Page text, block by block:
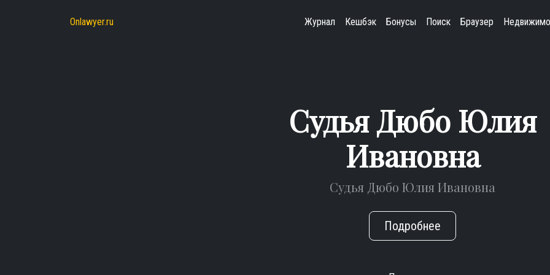
Onlawyer.ru Журнал Кешбэк Бонусы Поиск Браузер
Судья Дюбо Юлия
Ивановна
Судья Дюбо Юлия Ивановна
Подробнее